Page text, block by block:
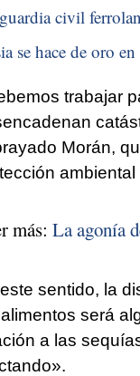
civil
se hace de oro
trabajar
Morán,
más: La agonía
sentido, la
será
a las